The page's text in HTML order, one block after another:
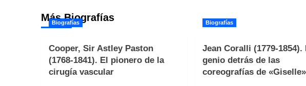
Más Biografías
Biografías
Cooper, Sir Astley Paston
(1768-1841). El pionero de la
cirugía vascular
Biografías
Jean Coralli (1779-1854).
genio detrás de las
coreografías de «Giselle»